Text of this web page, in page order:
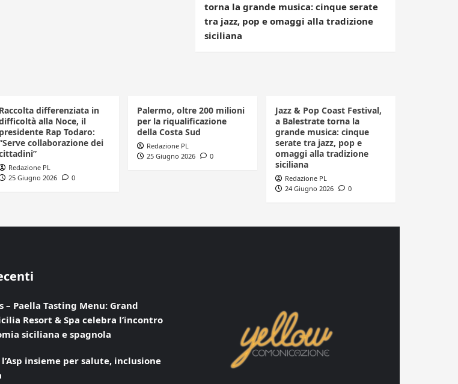
torna la grande musica: cinque serate
tra jazz, pop e omaggi alla tradizione
siciliana
Raccolta differenziata in
alla Noce, il
presidente Rap Todaro:
collaborazione dei
Redazione PL
25 Giugno 2026
0
Palermo, oltre 200 milioni
per la riqualificazione
della Costa Sud
Redazione PL
25 Giugno 2026
0
Jazz & Pop Coast Festival,
a Balestrate torna la
grande musica: cinque
serate tra jazz, pop e
omaggi alla tradizione
siciliana
Redazione PL
24 Giugno 2026
0
– Paella Tasting Menu: Grand
Resort & Spa celebra l’incontro
siciliana e spagnola
insieme per salute, inclusione